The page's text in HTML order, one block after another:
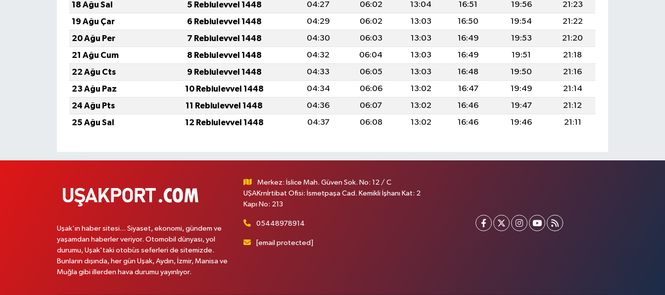
18 Ağu Sal
5 Rebiulevvel 1448 04:27 06:02 13:04 16:51 19:56
21:23
19 Ağu Çar
6 Rebiulevvel 1448 04:29 06:02 13:03 16:50 19:54
21:22
20 Ağu Per
7 Rebiulevvel 1448 04:30 06:03 13:03 16:49 19:53
21:20
21 Ağu Cum
8 Rebiulevvel 1448 04:32 06:04 13:03 16:49 19:51
21:18
22 Ağu Cts
9 Rebiulevvel 1448 04:33 06:05 13:03 16:48 19:50
21:16
23 Ağu Paz
10 Rebiulevvel 1448 04:34 06:06 13:02 16:47 19:49
21:14
24 Ağu Pts
11 Rebiulevvel 1448 04:36 06:07 13:02 16:46 19:47
21:12
25 Ağu Sal
12 Rebiulevvel 1448 04:37 06:08 13:02 16:46 19:46 21:11
Uşak'ın haber sitesi... Siyaset, ekonomi, gündem ve
yaşamdan haberler veriyor. Otomobil dünyası, yol
durumu, Uşak'taki otobüs seferleri de sitemizde.
Bunların dışında, her gün Uşak, Aydın, İzmir, Manisa ve
Muğla gibi illerden hava durumu yayınlıyor.
Merkez: İslice Mah. Güven Sok. No: 12 / C
UŞAKrnİrtibat Ofisi: İsmetpaşa Cad. Kemikli İşhanı Kat: 2
Kapı No: 213
05448978914
[email protected]